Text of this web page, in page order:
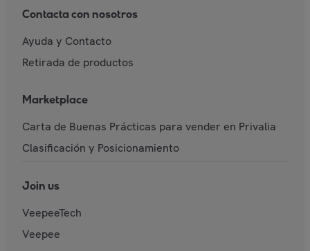
Contacta con nosotros
Ayuda y Contacto
Retirada de productos
Marketplace
Carta de Buenas Prácticas para vender en Privalia
Clasificación y Posicionamiento
Join us
VeepeeTech
Veepee